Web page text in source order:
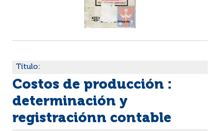
Título:
Costos de producción :
determinación y
registraciónn contable